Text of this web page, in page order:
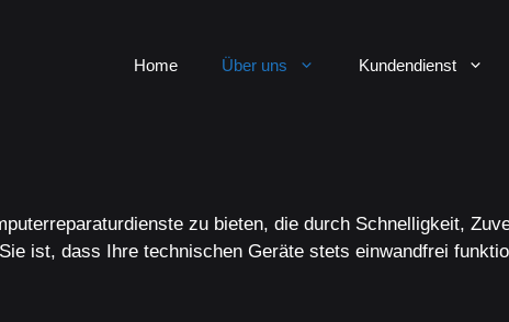
Home Über uns Kundendienst
zu bieten, die durch Schnelligkeit,
ist, dass Ihre technischen Geräte stets einwandfrei